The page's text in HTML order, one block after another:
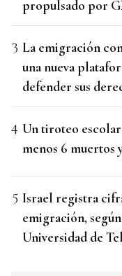
propulsado por
La emigración
una nueva
defender sus
Un tiroteo
menos 6 muertos
Israel registra
emigración,
Universidad de